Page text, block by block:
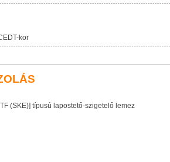
kor
(SKE)] típusú lapostető-szigetelő lemez